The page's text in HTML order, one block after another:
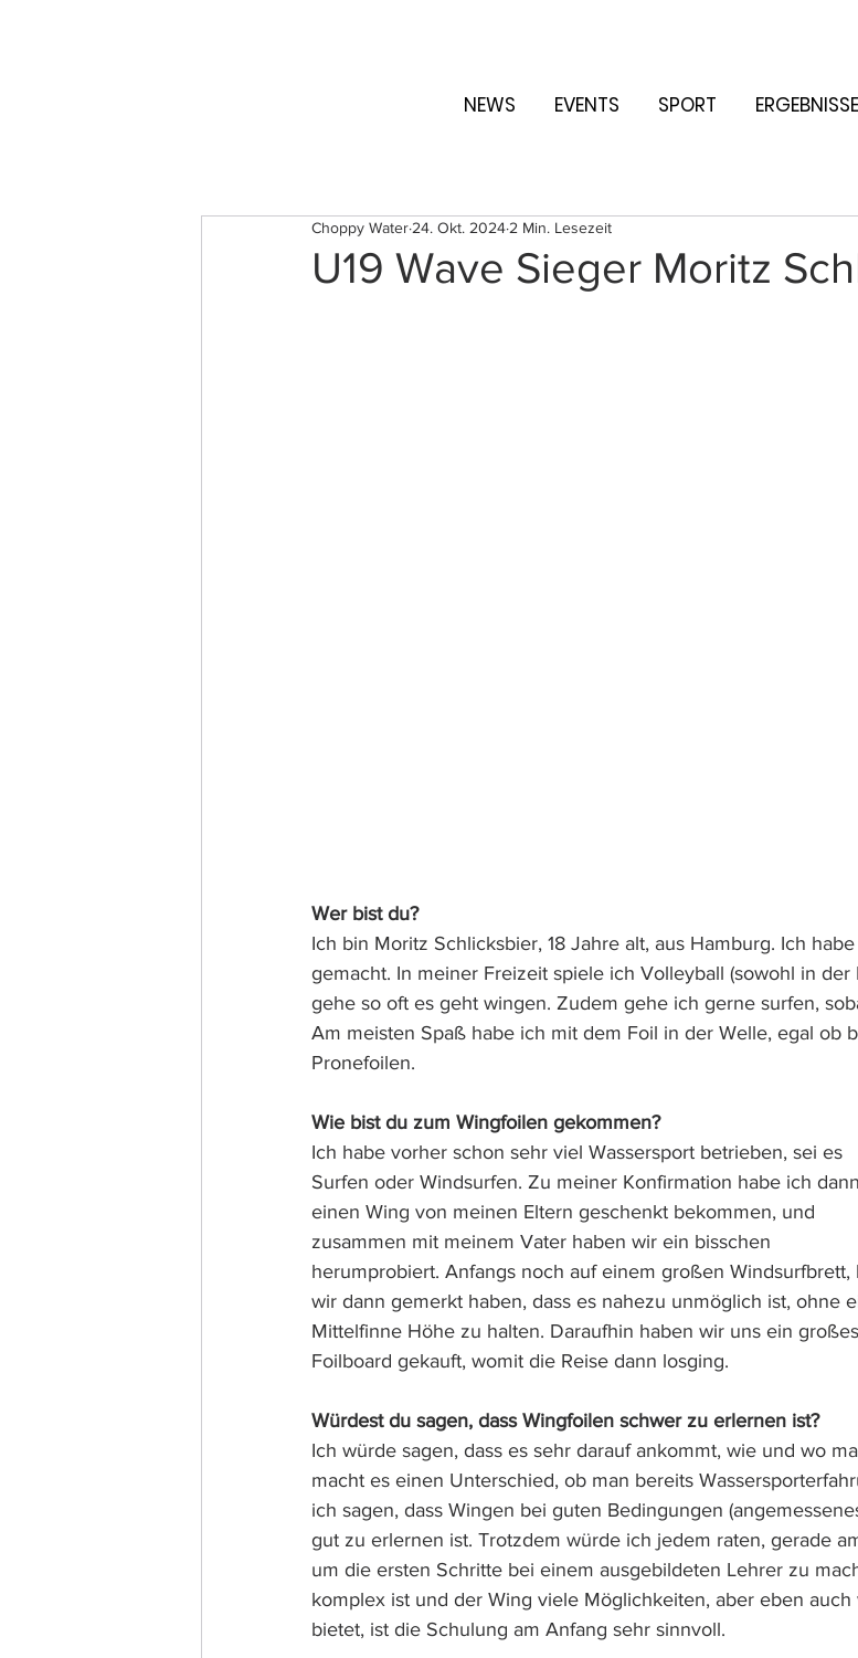
NEWS EVENTS SPORT
U19 Wave Sieger Moritz
Choppy Water 24. Okt. 2024 2 Min. Lesezeit
Wer bist du?
Ich bin Moritz Schlicksbier, 18 Jahre alt, aus Hamburg. Ich
gemacht. In meiner Freizeit spiele ich Volleyball (sowohl in der
gehe so oft es geht wingen. Zudem gehe ich gerne surfen,
Am meisten Spaß habe ich mit dem Foil in der Welle, egal ob
Pronefoilen.
Wie bist du zum Wingfoilen gekommen?
Ich habe vorher schon sehr viel Wassersport betrieben, sei es
Surfen oder Windsurfen. Zu meiner Konfirmation habe ich dann
einen Wing von meinen Eltern geschenkt bekommen, und
zusammen mit meinem Vater haben wir ein bisschen
herumprobiert. Anfangs noch auf einem großen Windsurfbrett,
wir dann gemerkt haben, dass es nahezu unmöglich ist, ohne
Mittelfinne Höhe zu halten. Daraufhin haben wir uns ein großes
Foilboard gekauft, womit die Reise dann losging.
Würdest du sagen, dass Wingfoilen schwer zu erlernen ist?
Ich würde sagen, dass es sehr darauf ankommt, wie und wo
macht es einen Unterschied, ob man bereits
ich sagen, dass Wingen bei guten Bedingungen
gut zu erlernen ist. Trotzdem würde ich jedem raten, gerade
um die ersten Schritte bei einem ausgebildeten Lehrer zu
komplex ist und der Wing viele Möglichkeiten, aber eben
bietet, ist die Schulung am Anfang sehr sinnvoll.